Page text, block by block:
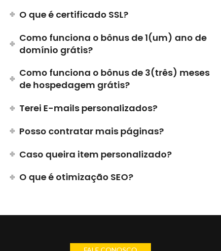
O que é certificado SSL?
Como funciona o bônus de 1(um) ano de
domínio grátis?
Como funciona o bônus de 3(três) meses
de hospedagem grátis?
Terei E-mails personalizados?
Posso contratar mais páginas?
Caso queira item personalizado?
O que é otimização SEO?